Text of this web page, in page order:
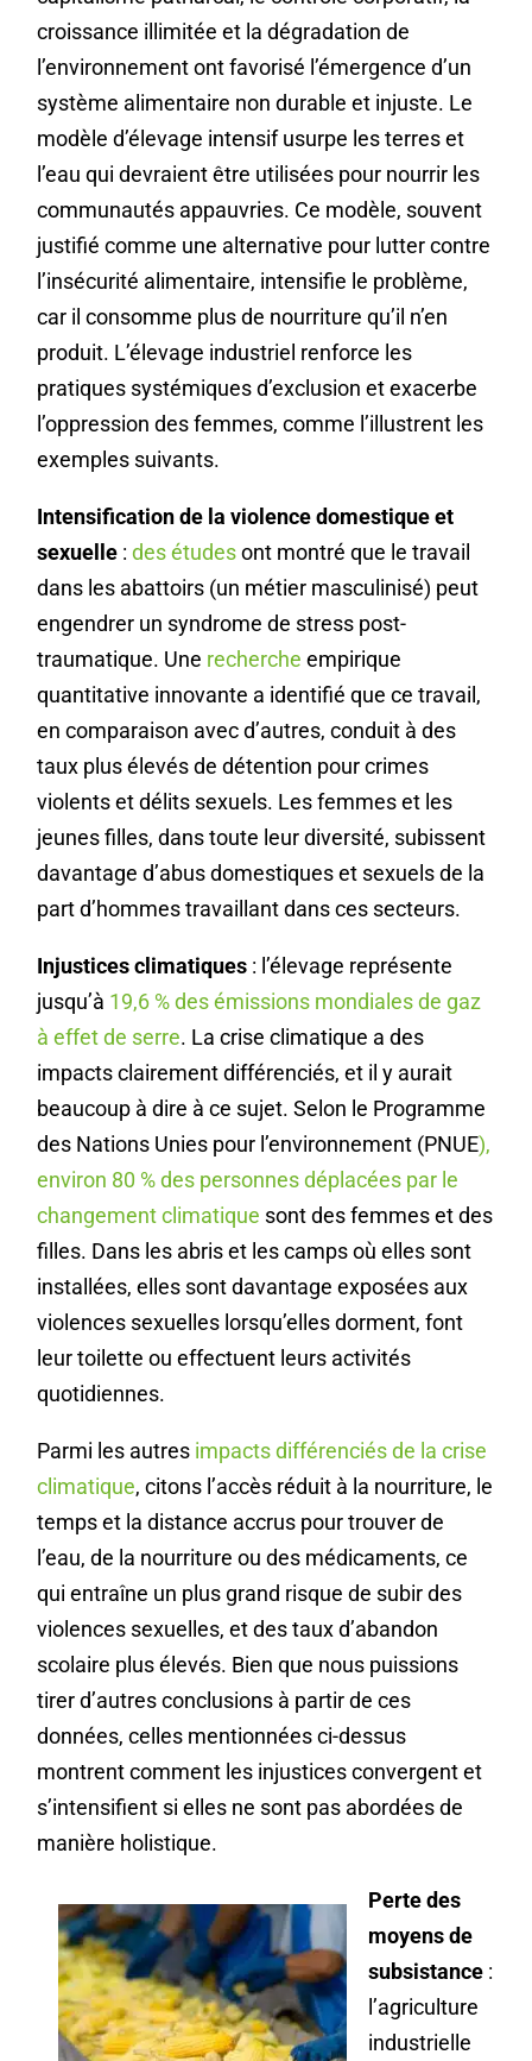
croissance illimitée et la dégradation de
l’environnement ont favorisé l’émergence d’un
système alimentaire non durable et injuste. Le
modèle d’élevage intensif usurpe les terres et
l’eau qui devraient être utilisées pour nourrir les
communautés appauvries. Ce modèle, souvent
justifié comme une alternative pour lutter contre
l’insécurité alimentaire, intensifie le problème,
car il consomme plus de nourriture qu’il n’en
produit. L’élevage industriel renforce les
pratiques systémiques d’exclusion et exacerbe
l’oppression des femmes, comme l’illustrent les
exemples suivants.
Intensification de la violence domestique et
sexuelle :des étudesont montré que le travail
dans les abattoirs (un métier masculinisé) peut
engendrer un syndrome de stress post-
traumatique. Une recherche empirique
quantitative innovante a identifié que ce travail,
en comparaison avec d’autres, conduit à des
taux plus élevés de détention pour crimes
violents et délits sexuels. Les femmes et les
jeunes filles, dans toute leur diversité, subissent
davantage d’abus domestiques et sexuels de la
part d’hommes travaillant dans ces secteurs.
Injustices climatiques : l’élevage représente
jusqu’à 19,6 % des émissions mondiales de gaz
à effet de serre. La crise climatique a des
impacts clairement différenciés, et il y aurait
beaucoup à dire à ce sujet. Selon le Programme
des Nations Unies pour l’environnement (PNUE),
environ 80 % des personnes déplacées par le
changement climatique sont des femmes et des
filles. Dans les abris et les camps où elles sont
installées, elles sont davantage exposées aux
violences sexuelles lorsqu’elles dorment, font
leur toilette ou effectuent leurs activités
quotidiennes.
Parmi les autres impacts différenciés de la crise
climatique, citons l’accès réduit à la nourriture, le
temps et la distance accrus pour trouver de
l’eau, de la nourriture ou des médicaments, ce
qui entraîne un plus grand risque de subir des
violences sexuelles, et des taux d’abandon
scolaire plus élevés. Bien que nous puissions
tirer d’autres conclusions à partir de ces
données, celles mentionnées ci-dessus
montrent comment les injustices convergent et
s’intensifient si elles ne sont pas abordées de
manière holistique.
Perte des
moyens de
subsistance :
l’agriculture
industrielle